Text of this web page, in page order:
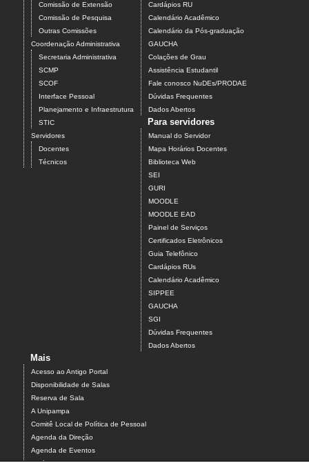
Comissão de Extensão
Comissão de Pesquisa
Outras Comissões
Coordenação Administrativa
Secretaria Administrativa
SCMP
SCOF
Interface Pessoal
Planejamento e Infraestrutura
STIC
Servidores
Docentes
Técnicos
Cardápios RU
Calendário Acadêmico
Calendário da Pós-graduação
GAUCHA
Colações de Grau
Assistência Estudantil
Fale conosco NuDEs/PRODAE
Dúvidas Frequentes
Dados Abertos
Para servidores
Manual do Servidor
Mapa Horários Docentes
Biblioteca Web
SEI
GURI
MOODLE
MOODLE EAD
Painel de Serviços
Certificados Eletrônicos
Guia Telefônico
Cardápios RUs
Calendário Acadêmico
SIPPEE
GAUCHA
SGI
Dúvidas Frequentes
Dados Abertos
Mais
Acesso ao Antigo Portal
Disponibilidade de Salas
Reserva de Sala
A Unipampa
Comitê Local de Política de Pessoal
Agenda da Direção
Agenda de Eventos